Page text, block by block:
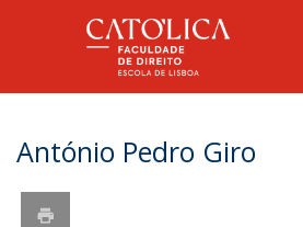
António Pedro Giro